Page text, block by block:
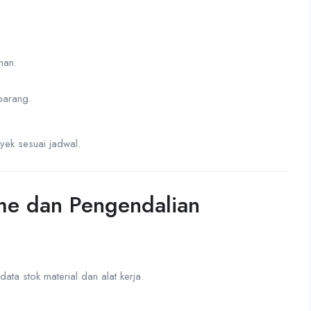
sesuai jadwal.
dan Pengendalian
stok material dan alat kerja.